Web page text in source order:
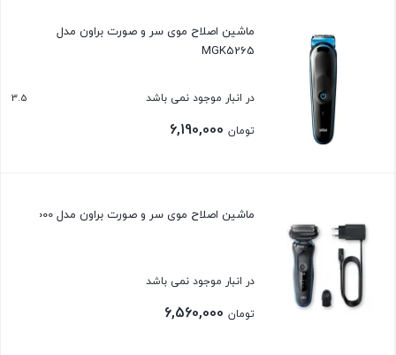
ماشین اصلاح موی سر و صورت براون مدل
MGK5265
در انبار موجود نمی باشد 3.5
تومان
ماشین اصلاح موی سر و صورت براون مدل 50B1000
در انبار موجود نمی باشد
تومان